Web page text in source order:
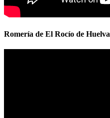
Romería de El Rocío de Huelva